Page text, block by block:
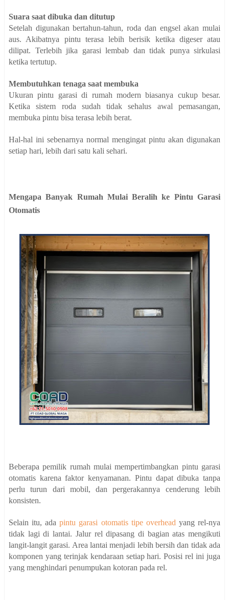
Suara saat dibuka dan ditutup
Setelah digunakan bertahun-tahun, roda dan engsel akan mulai
aus. Akibatnya pintu terasa lebih berisik ketika digeser atau
dilipat. Terlebih jika garasi lembab dan tidak punya sirkulasi
ketika tertutup.
Membutuhkan tenaga saat membuka
Ukuran pintu garasi di rumah modern biasanya cukup besar.
Ketika sistem roda sudah tidak sehalus awal pemasangan,
membuka pintu bisa terasa lebih berat.
Hal-hal ini sebenarnya normal mengingat pintu akan digunakan
setiap hari, lebih dari satu kali sehari.
Mengapa Banyak Rumah Mulai Beralih ke Pintu Garasi
Otomatis
Beberapa pemilik rumah mulai mempertimbangkan pintu garasi
otomatis karena faktor kenyamanan. Pintu dapat dibuka tanpa
perlu turun dari mobil, dan pergerakannya cenderung lebih
konsisten.
Selain itu, adapintu garasi otomatis tipe overhead yang rel-nya
tidak lagi di lantai. Jalur rel dipasang di bagian atas mengikuti
langit-langit garasi. Area lantai menjadi lebih bersih dan tidak ada
komponen yang terinjak kendaraan setiap hari.Posisi rel ini juga
yang menghindari penumpukan kotoran pada rel.